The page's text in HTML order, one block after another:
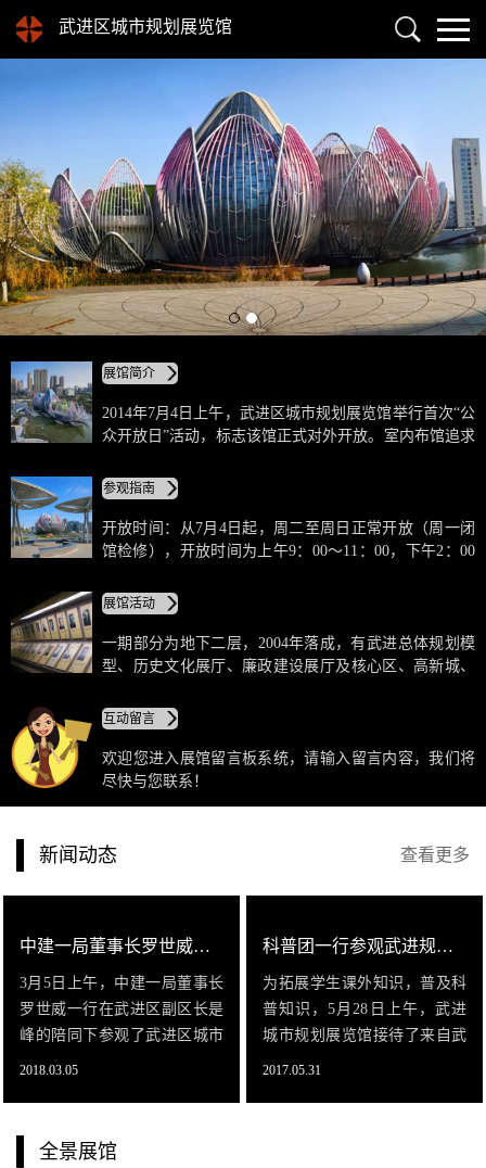
武进区城市规划展览馆
展馆简介
2014年7月4日上午，武进区城市规划展览馆举行首次“公
众开放日”活动，标志该馆正式对外开放。室内布馆追求
生态化于一体，利用多媒体、声、光、影等多种手法，
努力营造简练、现代，具有强烈艺术感染力的展示环
境。武进城市规划展览馆采用高科技手段，营造出具有
强烈艺术感染力的展示环境，突显了历史性、时代性与
参观指南
开放时间：从7月4日起，周二至周日正常开放（周一闭
馆检修），开放时间为上午9：00～11：00，下午2：00
行武进支行南大门）。规划馆对外开放期间将为市民免
费播放未来展厅的多媒体短片《未来的一天》。短片的
播放时间为上午10：00和下午3：00（共两场）。
展馆活动
一期部分为地下二层，2004年落成，有武进总体规划模
型、历史文化展厅、廉政建设展厅及核心区、高新城、
绿色建筑产业集聚示范厅、太湖湾等展厅；二期为莲花
馆，2013年9月落成，由形态各异的三朵莲花组成，主体
及花瓣均采用钢结构，建筑采用高科技玻璃节能覆膜、
中水回用、智能化空气调节系统等低碳节能技术，为绿
互动留言
欢迎您进入展馆留言板系统，请输入留言内容，我们将
尽快与您联系！
查看更多
新闻动态
中建一局董事长罗世威一行参观武进规划馆
3月5日上午，中建一局董事长
罗世威一行在武进区副区长是
峰的陪同下参观了武进区城市
武进近两年的交通规划和产业
2018.03.05
科普团一行参观武进规划馆
为拓展学生课外知识，普及科
普知识，5月28日上午，武进
城市规划展览馆接待了来自武
2017.05.31
全景展馆